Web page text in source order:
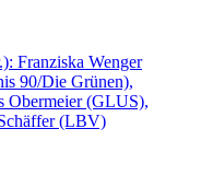
Franziska Wenger
90/Die Grünen),
Obermeier (GLUS),
(LBV)